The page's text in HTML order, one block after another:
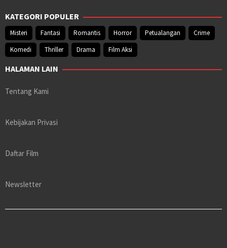
KATEGORI POPULER
Misteri Fantasi Romantis Horror Petualangan
Crime
Komedi
Thriller Drama Film Aksi
HALAMAN LAIN
Tentang Kami
Kebijakan Privasi
Daftar Film
Newsletter